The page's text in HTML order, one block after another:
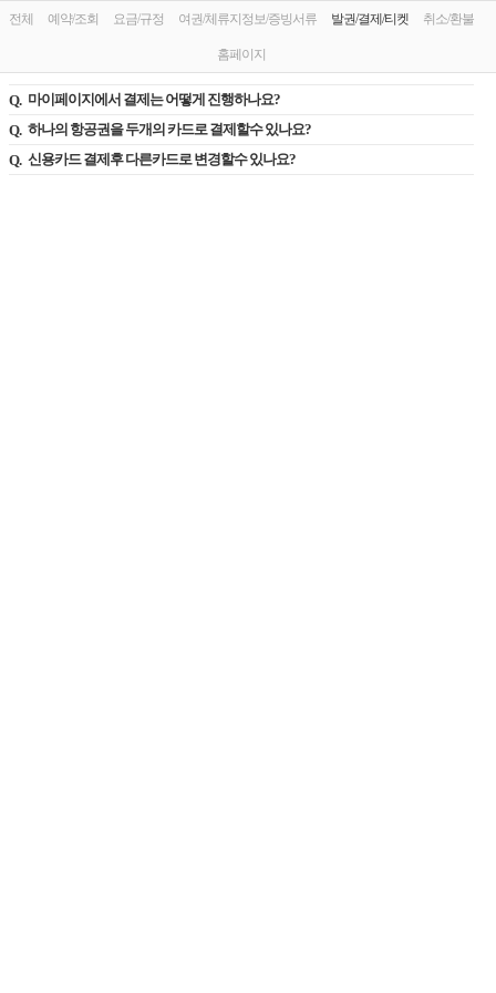
전체 예약/조회 요금/규정 여권/체류지정보/증빙서류 발권/결제/티켓 취소/환불
홈페이지
마이페이지에서 결제는 어떻게 진행하나요?
하나의 항공권을 두개의 카드로 결제할수 있나요?
신용카드 결제후 다른카드로 변경할수 있나요?